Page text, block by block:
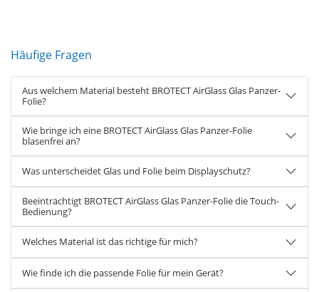
Häufige Fragen
Aus welchem Material besteht BROTECT AirGlass Glas Panzer-
Folie?
Wie bringe ich eine BROTECT AirGlass Glas Panzer-Folie
blasenfrei an?
Was unterscheidet Glas und Folie beim Displayschutz?
Beeinträchtigt BROTECT AirGlass Glas Panzer-Folie die Touch-
Bedienung?
Welches Material ist das richtige für mich?
Wie finde ich die passende Folie für mein Gerät?